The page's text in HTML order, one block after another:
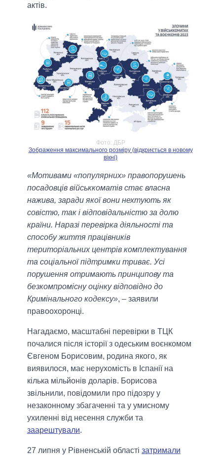
актів.
Фото: ДБР
Зображення максимального розміру (відкриється в новому
вікні)
«Мотивами «популярних» правопорушень
посадовців військкоматів стає власна
нажива, заради якої вони нехтують як
совістю, так і відповідальністю за долю
країни. Наразі перевірка діяльності та
способу життя працівників
територіальних центрів комплектування
та соціальної підтримки триває. Усі
порушення отримають принципову та
безкомпромісну оцінку відповідно до
Кримінального кодексу», – заявили
правоохоронці.
Нагадаємо, масштабні перевірки в ТЦК
почалися після історії з одеським воєнкомом
Євгеном Борисовим, родина якого, як
виявилося, має нерухомість в Іспанії на
кілька мільйонів доларів. Борисова
звільнили, повідомили про підозру у
незаконному збагаченні та у умисному
ухиленні від несення служби та
заарештували.
27 липня у Рівненській області затримали